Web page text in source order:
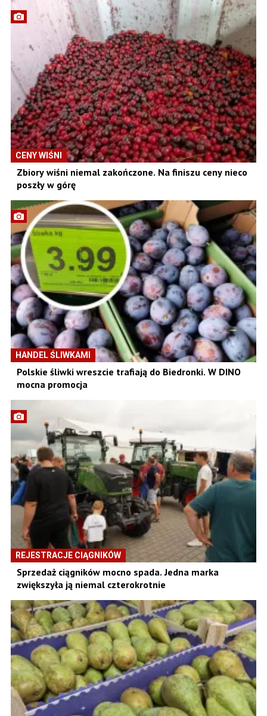
CENY WIŚNI
Zbiory wiśni niemal zakończone. Na finiszu ceny nieco
poszły w górę
HANDEL ŚLIWKAMI
Polskie śliwki wreszcie trafiają do Biedronki. W DINO
mocna promocja
REJESTRACJE CIĄGNIKÓW
Sprzedaż ciągników mocno spada. Jedna marka
zwiększyła ją niemal czterokrotnie